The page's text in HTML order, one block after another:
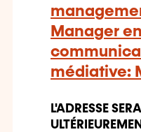
Manager en
médiative:
L'ADRESSE